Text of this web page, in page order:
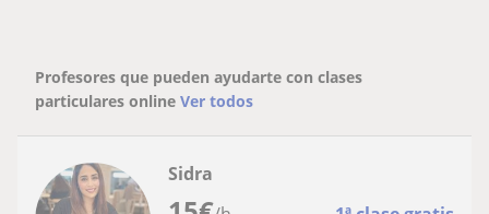
Profesores que pueden ayudarte con clases
particulares online Ver todos
Sidra